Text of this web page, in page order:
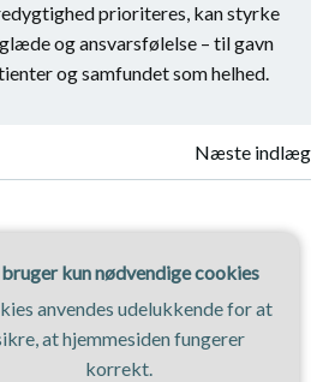
prioriteres, kan styrke
og ansvarsfølelse – til gavn
og samfundet som helhed.
Næste indlæg
kun nødvendige cookies
anvendes udelukkende for at
at hjemmesiden fungerer
korrekt.